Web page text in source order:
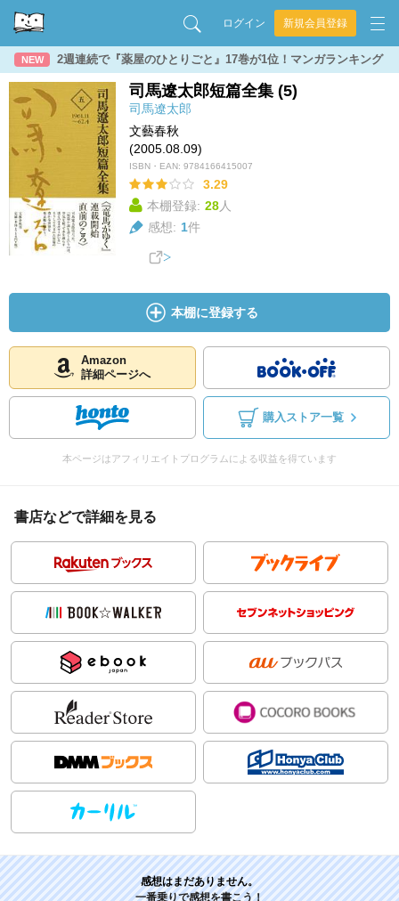
ログイン 新規会員登録
NEW 2週連続で『薬屋のひとりごと』17巻が1位！マンガランキング
司馬遼太郎短篇全集 (5)
司馬遼太郎
文藝春秋
(2005.08.09)
ISBN・EAN: 9784166415007
3.29
本棚登録: 28人
感想: 1件
本棚に登録する
Amazon
詳細ページへ
購入ストア一覧
本ページはアフィリエイトプログラムによる収益を得ています
書店などで詳細を見る
感想はまだありません。
一番乗りで感想を書こう！